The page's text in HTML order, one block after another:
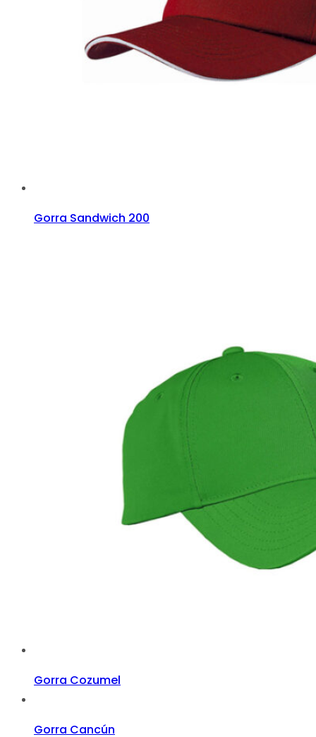
Gorra Sandwich 200
Gorra Cozumel
Gorra Cancún